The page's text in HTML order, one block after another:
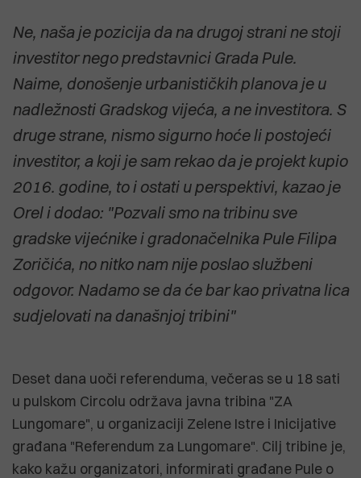
Ne, naša je pozicija da na drugoj strani ne stoji
investitor nego predstavnici Grada Pule.
Naime, donošenje urbanističkih planova je u
nadležnosti Gradskog vijeća, a ne investitora. S
druge strane, nismo sigurno hoće li postojeći
investitor, a koji je sam rekao da je projekt kupio
2016. godine, to i ostati u perspektivi, kazao je
Orel i dodao: "Pozvali smo na tribinu sve
gradske vijećnike i gradonačelnika Pule Filipa
Zoričića, no nitko nam nije poslao službeni
odgovor. Nadamo se da će bar kao privatna lica
sudjelovati na današnjoj tribini"
Deset dana uoči referenduma, večeras se u 18 sati
u pulskom Circolu održava javna tribina "ZA
Lungomare", u organizaciji Zelene Istre i Inicijative
građana "Referendum za Lungomare". Cilj tribine je,
kako kažu organizatori, informirati građane Pule o